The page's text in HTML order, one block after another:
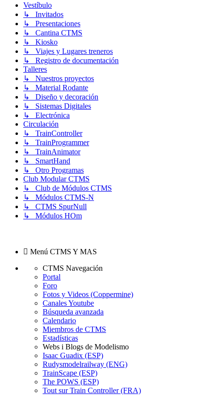
Vestíbulo
↳ Invitados
↳ Presentaciones
↳ Cantina CTMS
↳ Kiosko
↳ Viajes y Lugares treneros
↳ Registro de documentación
Talleres
↳ Nuestros proyectos
↳ Material Rodante
↳ Diseño y decoración
↳ Sistemas Digitales
↳ Electrónica
Circulación
↳ TrainController
↳ TrainProgrammer
↳ TrainAnimator
↳ SmartHand
↳ Otro Programas
Club Modular CTMS
↳ Club de Módulos CTMS
↳ Módulos CTMS-N
↳ CTMS SpurNull
↳ Módulos HOm
Menú CTMS Y MAS
CTMS Navegación
Portal
Foro
Fotos y Videos (Coppermine)
Canales Youtube
Búsqueda avanzada
Calendario
Miembros de CTMS
Estadísticas
Webs i Blogs de Modelismo
Isaac Guadix (ESP)
Rudysmodelrailway (ENG)
TrainScape (ESP)
The POWS (ESP)
Tout sur Train Controller (FRA)